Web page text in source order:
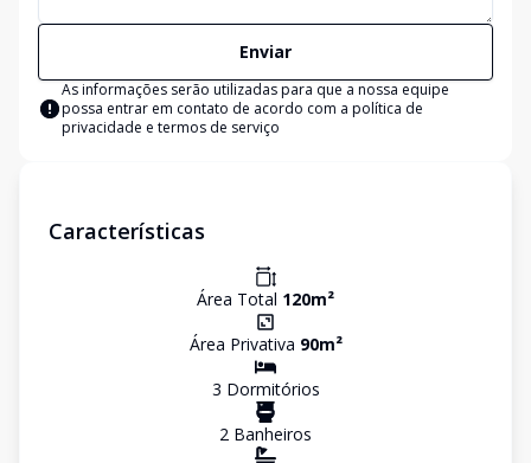
Enviar
As informações serão utilizadas para que a nossa equipe
possa entrar em contato de acordo com a política de
privacidade e termos de serviço
Características
Área Total 120m²
Área Privativa 90m²
3 Dormitórios
2 Banheiros